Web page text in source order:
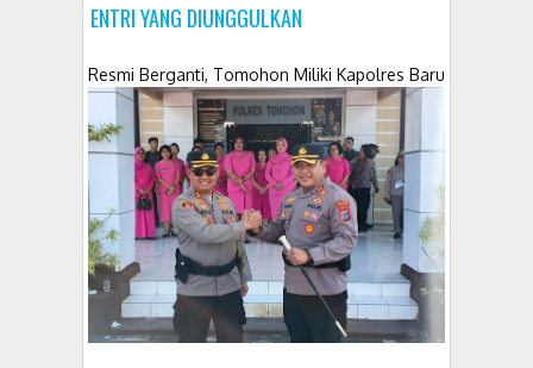
ENTRI YANG DIUNGGULKAN
Resmi Berganti, Tomohon Miliki Kapolres Baru